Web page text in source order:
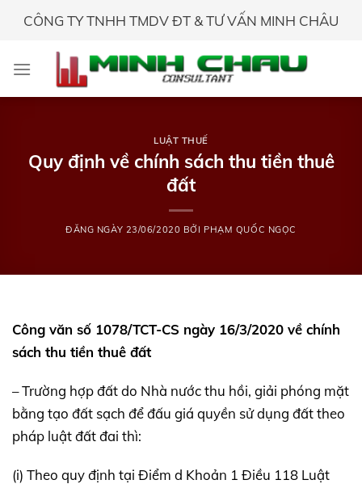
CÔNG TY TNHH TMDV ĐT & TƯ VẤN MINH CHÂU
LUẬT THUẾ
Quy định về chính sách thu tiền thuê
đất
ĐĂNG NGÀY 23/06/2020 BỞI PHẠM QUỐC NGỌC
Công văn số 1078/TCT-CS ngày 16/3/2020 về chính
sách thu tiền thuê đất
– Trường hợp đất do Nhà nước thu hồi, giải phóng mặt
bằng tạo đất sạch để đấu giá quyền sử dụng đất theo
pháp luật đất đai thì:
(i) Theo quy định tại Điểm d Khoản 1 Điều 118 Luật